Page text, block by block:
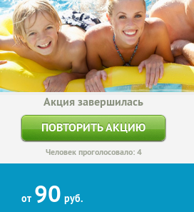
Акция завершилась
ПОВТОРИТЬ АКЦИЮ
Человек проголосовало: 4
от 90 руб.